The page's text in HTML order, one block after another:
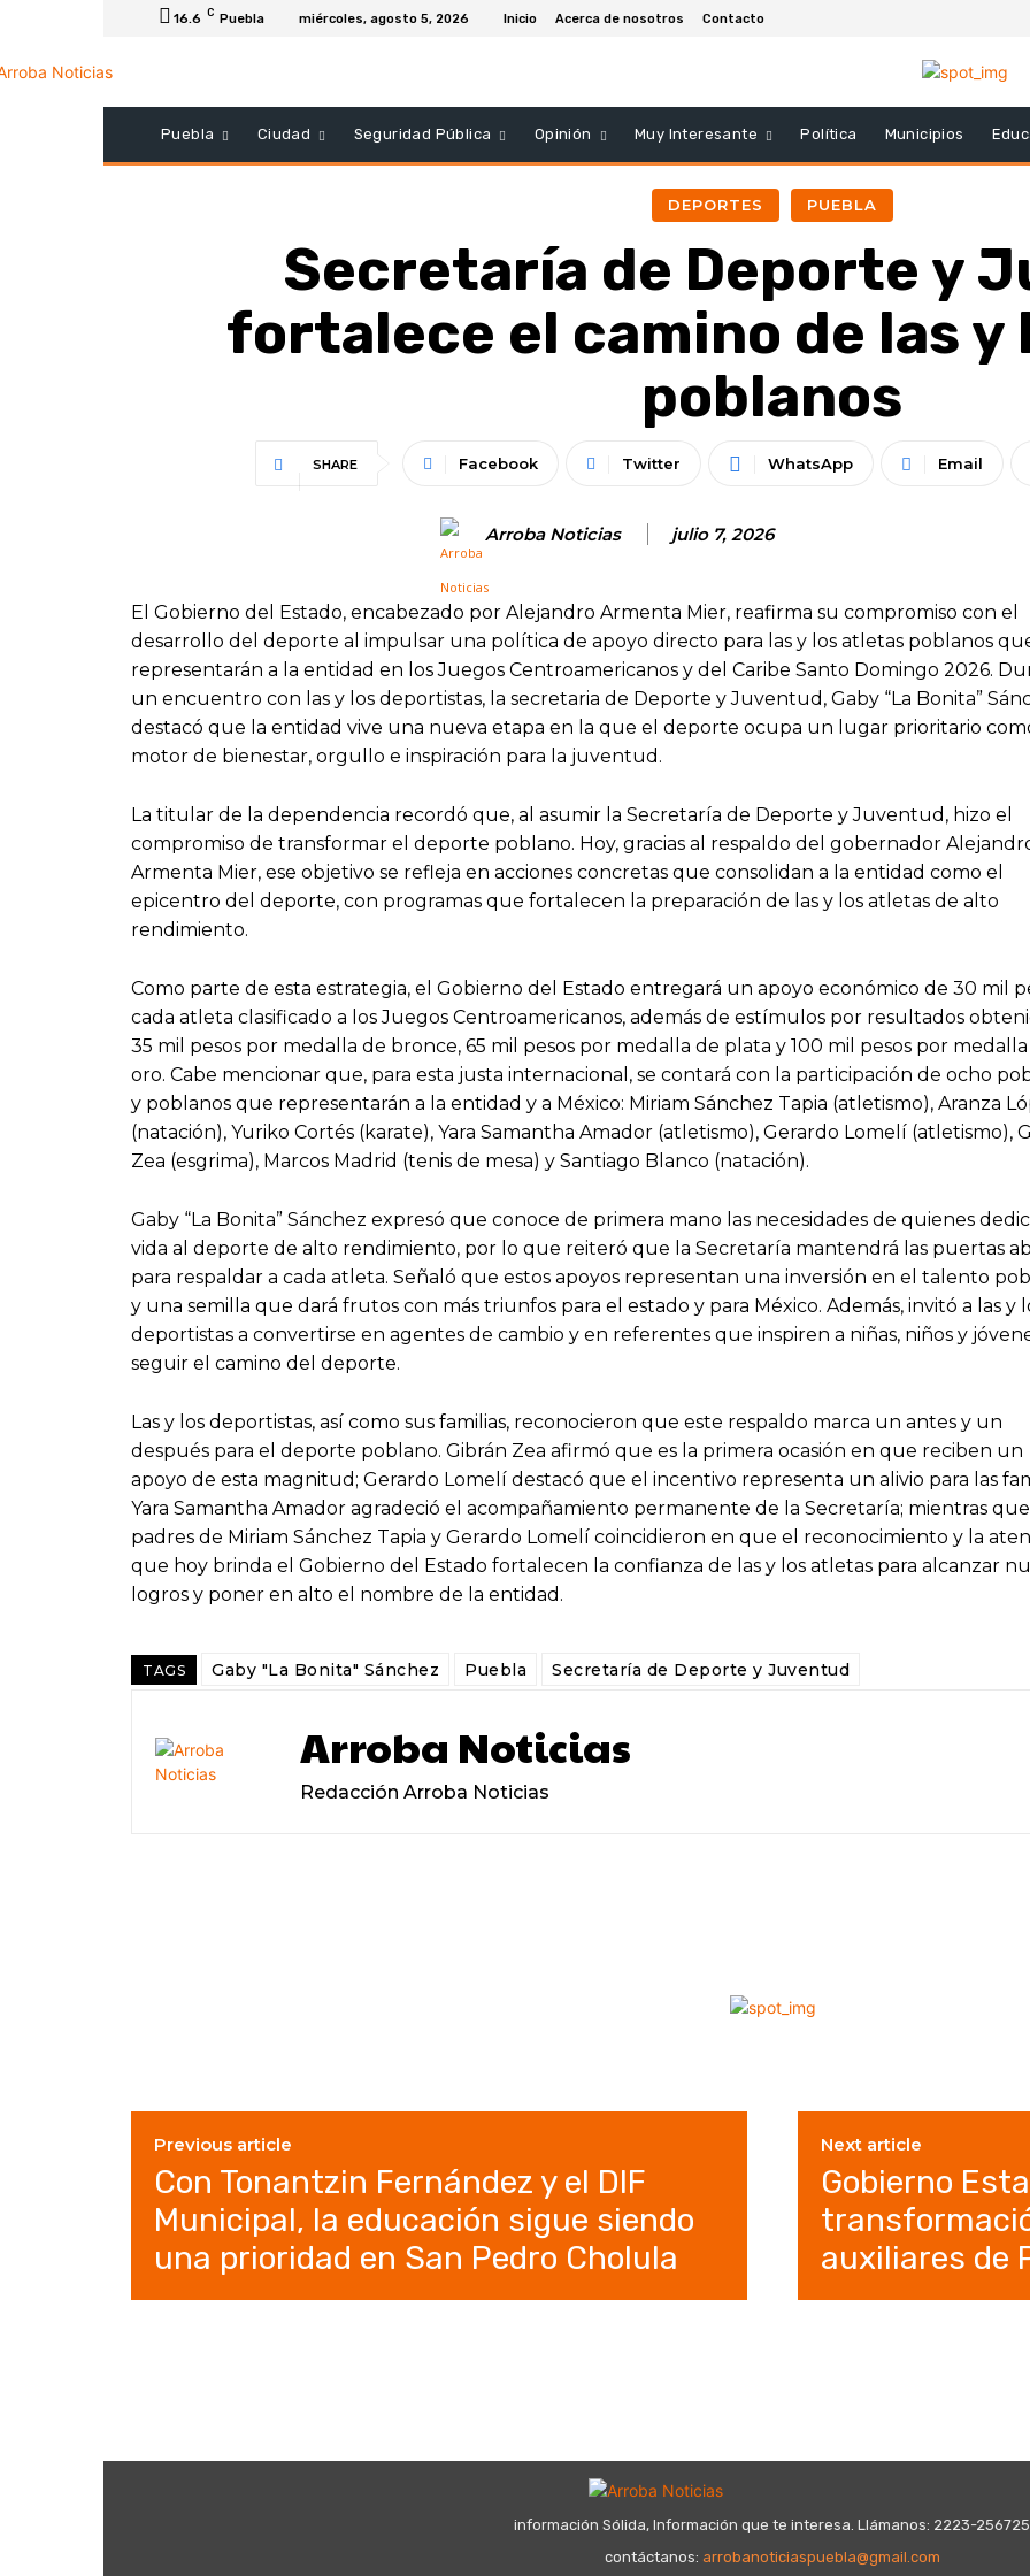
16.6 C Puebla miércoles, agosto 5, 2026 Inicio Acerca de nosotros Contacto
Puebla Ciudad Seguridad Pública Opinión Muy Interesante Política Municipios
DEPORTES PUEBLA
Secretaría de Deporte y
fortalece el camino de las y
poblanos
SHARE Facebook Twitter WhatsApp Email
Arroba Noticias julio 7, 2026
El Gobierno del Estado, encabezado por Alejandro Armenta Mier, reafirma su compromiso con el
desarrollo del deporte al impulsar una política de apoyo directo para las y los atletas poblanos
representarán a la entidad en los Juegos Centroamericanos y del Caribe Santo Domingo 2026.
un encuentro con las y los deportistas, la secretaria de Deporte y Juventud, Gaby “La Bonita”
destacó que la entidad vive una nueva etapa en la que el deporte ocupa un lugar prioritario
motor de bienestar, orgullo e inspiración para la juventud.
La titular de la dependencia recordó que, al asumir la Secretaría de Deporte y Juventud, hizo el
compromiso de transformar el deporte poblano. Hoy, gracias al respaldo del gobernador
Armenta Mier, ese objetivo se refleja en acciones concretas que consolidan a la entidad como el
epicentro del deporte, con programas que fortalecen la preparación de las y los atletas de alto
rendimiento.
Como parte de esta estrategia, el Gobierno del Estado entregará un apoyo económico de 30 mil
cada atleta clasificado a los Juegos Centroamericanos, además de estímulos por resultados
35 mil pesos por medalla de bronce, 65 mil pesos por medalla de plata y 100 mil pesos por
oro. Cabe mencionar que, para esta justa internacional, se contará con la participación de ocho
y poblanos que representarán a la entidad y a México: Miriam Sánchez Tapia (atletismo), Aranza
(natación), Yuriko Cortés (karate), Yara Samantha Amador (atletismo), Gerardo Lomelí (atletismo),
Zea (esgrima), Marcos Madrid (tenis de mesa) y Santiago Blanco (natación).
Gaby “La Bonita” Sánchez expresó que conoce de primera mano las necesidades de quienes
vida al deporte de alto rendimiento, por lo que reiteró que la Secretaría mantendrá las puertas
para respaldar a cada atleta. Señaló que estos apoyos representan una inversión en el talento
y una semilla que dará frutos con más triunfos para el estado y para México. Además, invitó a las y
deportistas a convertirse en agentes de cambio y en referentes que inspiren a niñas, niños y
seguir el camino del deporte.
Las y los deportistas, así como sus familias, reconocieron que este respaldo marca un antes y un
después para el deporte poblano. Gibrán Zea afirmó que es la primera ocasión en que reciben un
apoyo de esta magnitud; Gerardo Lomelí destacó que el incentivo representa un alivio para las
Yara Samantha Amador agradeció el acompañamiento permanente de la Secretaría; mientras
padres de Miriam Sánchez Tapia y Gerardo Lomelí coincidieron en que el reconocimiento y la
que hoy brinda el Gobierno del Estado fortalecen la confianza de las y los atletas para alcanzar
logros y poner en alto el nombre de la entidad.
TAGS Gaby "La Bonita" Sánchez Puebla Secretaría de Deporte y Juventud
Arroba Noticias
Redacción Arroba Noticias
Previous article
Con Tonantzin Fernández y el DIF
Municipal, la educación sigue siendo
una prioridad en San Pedro Cholula
Next article
Gobierno
auxiliares de
información Sólida, Información que te interesa. Llámanos: 2223-256725
contáctanos: arrobanoticiaspuebla@gmail.com